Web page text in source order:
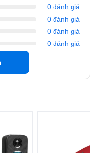
góp phần tạo không khí
mẫu loa Bluetooth được
công nghệ tiên tiến, cho ra
0 đánh giá
0 đánh giá
0 đánh giá
0 đánh giá